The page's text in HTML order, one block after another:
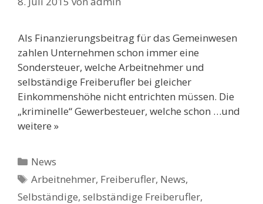
Als Finanzierungsbeitrag für das Gemeinwesen
zahlen Unternehmen schon immer eine
Sondersteuer, welche Arbeitnehmer und
selbständige Freiberufler bei gleicher
Einkommenshöhe nicht entrichten müssen. Die
„kriminelle“ Gewerbesteuer, welche schon …und
weitere »
Kategorien
News
Schlagwörter
Arbeitnehmer, Freiberufler, News,
Selbständige, selbständige Freiberufler,